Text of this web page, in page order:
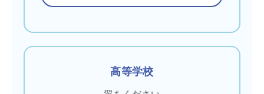
高等学校